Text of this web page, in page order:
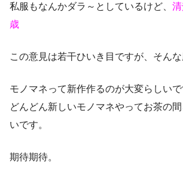
私服もなんかダラ～としているけど、
歳
この意見は若干ひいき目ですが、 そんな
モノマネって新作作るのが大変らしいで
どんどん新しいモノマネやってお茶の
いです。
期待期待。